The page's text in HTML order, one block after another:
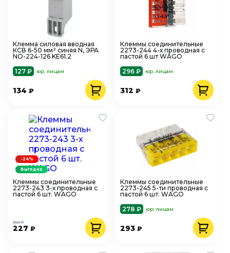
Клемма силовая вводная
КСВ 6-50 мм² синяя N, ЭРА
NO-224-126 KE61.2
127 ₽
юр. лицам
134 ₽
Клеммы соединительные
2273-244 4-х проводная с
пастой 6 шт WAGO
296 ₽
юр. лицам
312₽
Клеммы соединительные
2273-243 3-х проводная с
пастой 6 шт. WAGO
227 ₽
300 ₽
-24%
Выгодно
Клеммы соединительные
2273-245 5-ти проводная с
пастой 6 шт. WAGO
278 ₽
юр. лицам
293₽